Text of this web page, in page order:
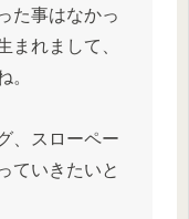
た事はなかっ
まれまして、
。
、スローペー
ていきたいと